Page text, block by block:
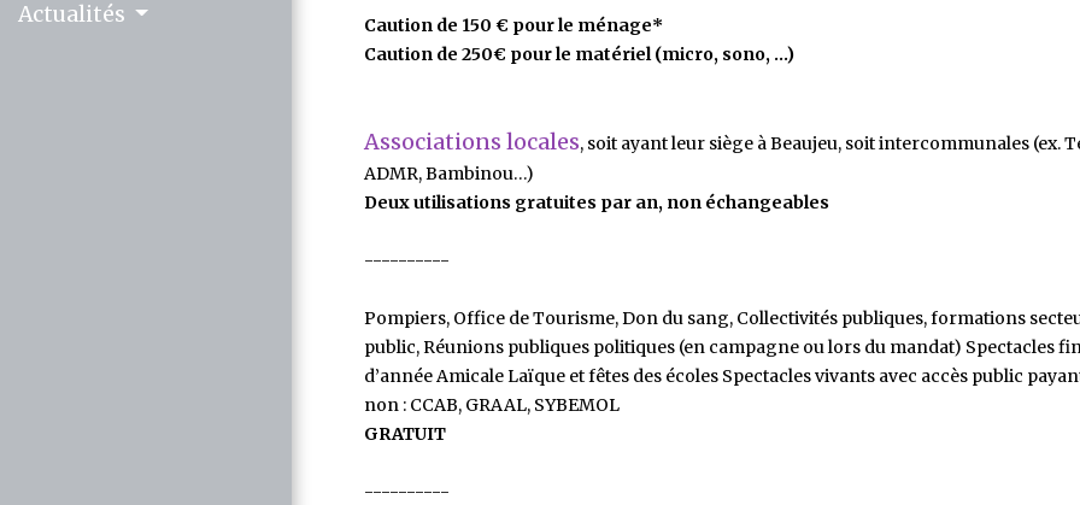
Actualités
Caution de 150 € pour le ménage*
Caution de 250€ pour le matériel (micro, sono, …)
Associations locales, soit ayant leur siège à Beaujeu, soit intercommunales (ex.
ADMR, Bambinou…)
Deux utilisations gratuites par an, non échangeables
----------
Pompiers, Office de Tourisme, Don du sang, Collectivités publiques, formations
public, Réunions publiques politiques (en campagne ou lors du mandat) Spectacles
d’année Amicale Laïque et fêtes des écoles Spectacles vivants avec accès public
non : CCAB, GRAAL, SYBEMOL
GRATUIT
----------